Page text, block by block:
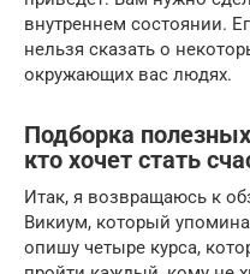
внутреннем состоянии.
нельзя сказать о
окружающих вас людях.
Подборка
кто хочет стать
Итак, я возвращаюсь к
Викиум, который
опишу четыре курса,